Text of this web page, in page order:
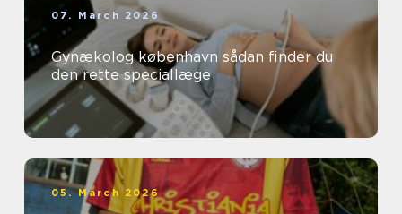
07. March 2026
Gynækolog københavn sådan finder du
den rette speciallæge
05. March 2026